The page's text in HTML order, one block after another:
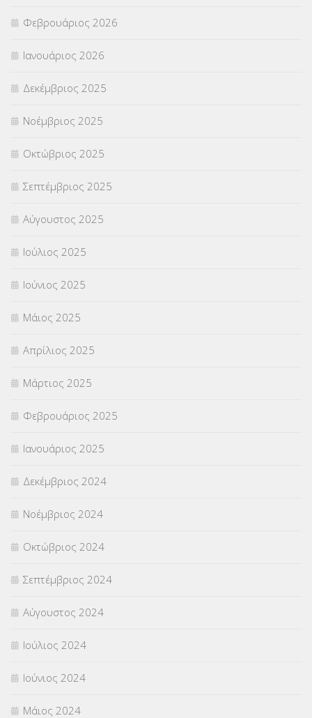
Φεβρουάριος 2026
Ιανουάριος 2026
Δεκέμβριος 2025
Νοέμβριος 2025
Οκτώβριος 2025
Σεπτέμβριος 2025
Αύγουστος 2025
Ιούλιος 2025
Ιούνιος 2025
Μάιος 2025
Απρίλιος 2025
Μάρτιος 2025
Φεβρουάριος 2025
Ιανουάριος 2025
Δεκέμβριος 2024
Νοέμβριος 2024
Οκτώβριος 2024
Σεπτέμβριος 2024
Αύγουστος 2024
Ιούλιος 2024
Ιούνιος 2024
Μάιος 2024